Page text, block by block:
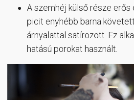
A szemhéj külső része erős
picit enyhébb barna
árnyalattal satírozott. Ez
hatású porokat használt.